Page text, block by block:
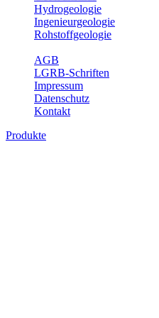
Hydrogeologie
Ingenieurgeologie
Rohstoffgeologie
AGB
LGRB-Schriften
Impressum
Datenschutz
Kontakt
Produkte